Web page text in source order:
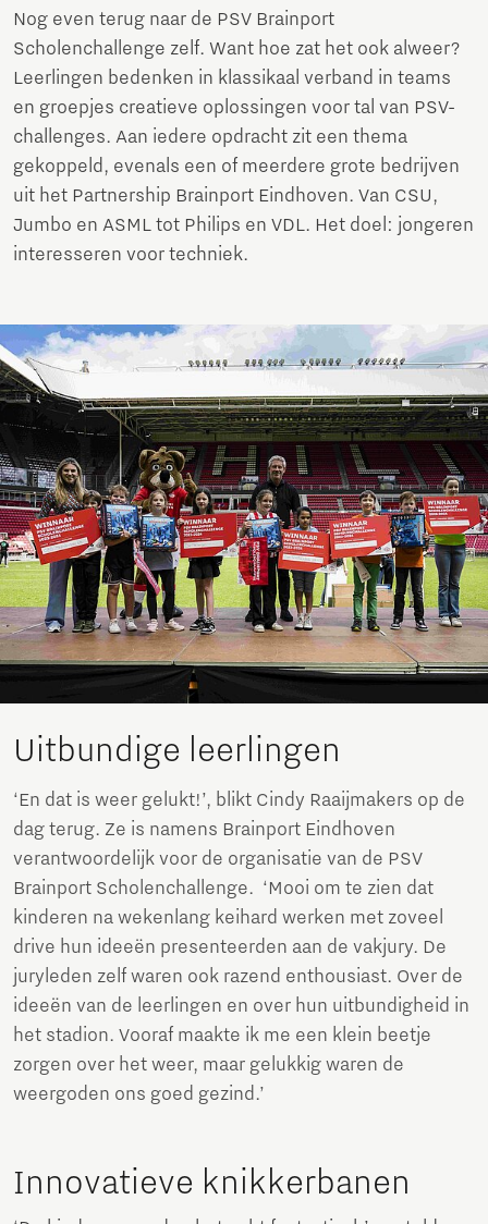
Nog even terug naar de PSV Brainport
Scholenchallenge zelf. Want hoe zat het ook alweer?
Leerlingen bedenken in klassikaal verband in teams
en groepjes creatieve oplossingen voor tal van PSV-
challenges. Aan iedere opdracht zit een thema
gekoppeld, evenals een of meerdere grote bedrijven
uit het Partnership Brainport Eindhoven. Van CSU,
Jumbo en ASML tot Philips en VDL. Het doel: jongeren
interesseren voor techniek.
Uitbundige leerlingen
‘En dat is weer gelukt!’, blikt Cindy Raaijmakers op de
dag terug. Ze is namens Brainport Eindhoven
verantwoordelijk voor de organisatie van de PSV
Brainport Scholenchallenge. ‘Mooi om te zien dat
kinderen na wekenlang keihard werken met zoveel
drive hun ideeën presenteerden aan de vakjury. De
juryleden zelf waren ook razend enthousiast. Over de
ideeën van de leerlingen en over hun uitbundigheid in
het stadion. Vooraf maakte ik me een klein beetje
zorgen over het weer, maar gelukkig waren de
weergoden ons goed gezind.’
Innovatieve knikkerbanen